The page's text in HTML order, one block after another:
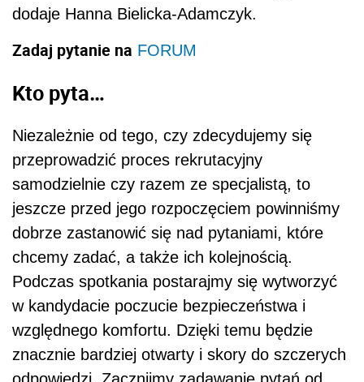
dodaje Hanna Bielicka-Adamczyk.
Zadaj pytanie na FORUM
Kto pyta…
Niezależnie od tego, czy zdecydujemy się
przeprowadzić proces rekrutacyjny
samodzielnie czy razem ze specjalistą, to
jeszcze przed jego rozpoczęciem powinniśmy
dobrze zastanowić się nad pytaniami, które
chcemy zadać, a także ich kolejnością.
Podczas spotkania postarajmy się wytworzyć
w kandydacie poczucie bezpieczeństwa i
względnego komfortu. Dzięki temu będzie
znacznie bardziej otwarty i skory do szczerych
odpowiedzi. Zacznijmy zadawanie pytań od